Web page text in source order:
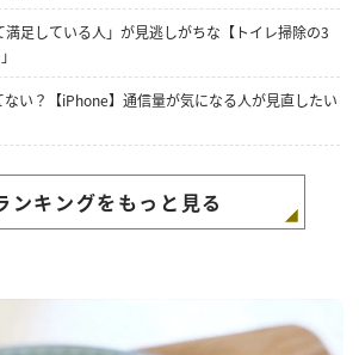
満足している人」が見逃しがちな【トイレ掃除の3
い？【iPhone】通信量が気になる人が見直したい
ンキングをもっと見る